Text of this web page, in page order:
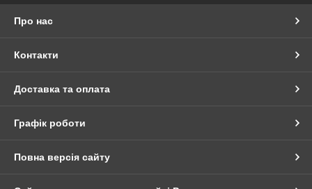
Про нас
Контакти
Доставка та оплата
Графік роботи
Повна версія сайту